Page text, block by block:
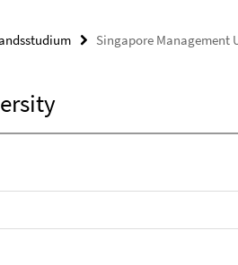
Singapore Management